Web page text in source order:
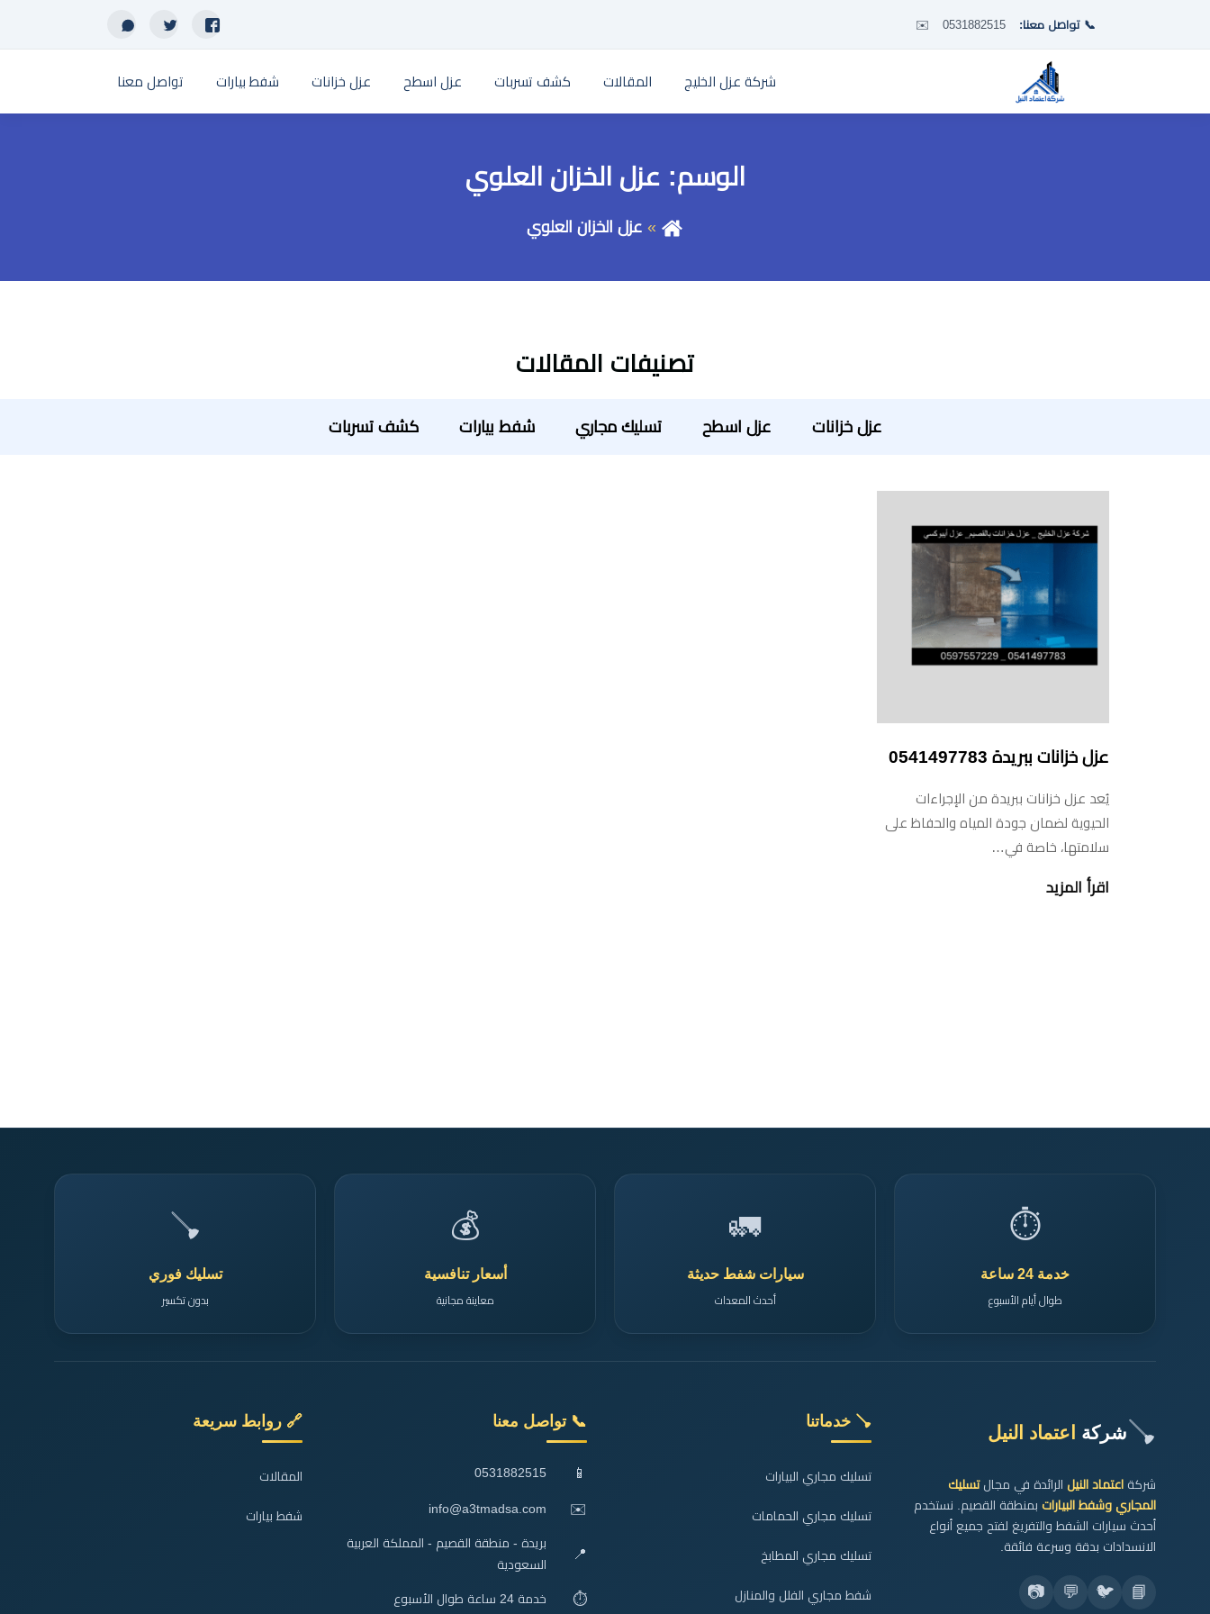
📞 تواصل معنا: 0531882515
✉️
شركة عزل الخليج المقالات كشف تسربات عزل اسطح عزل خزانات شفط بيارات تواصل معنا
الوسم: عزل الخزان العلوي
عزل الخزان العلوي
تصنيفات المقالات
عزل خزانات عزل اسطح تسليك مجاري شفط بيارات كشف تسربات
عزل خزانات ببريدة 0541497783
يُعد عزل خزانات ببريدة من الإجراءات
الحيوية لضمان جودة المياه والحفاظ على
سلامتها، خاصة في…
اقرأ المزيد
⏱️
خدمة 24 ساعة
طوال أيام الأسبوع
🚛
سيارات شفط حديثة
أحدث المعدات
💰
أسعار تنافسية
معاينة مجانية
🪠
تسليك فوري
بدون تكسير
🪠شركة اعتماد النيل
شركة اعتماد النيل الرائدة في مجالتسليك
المجاري وشفط البيارات بمنطقة القصيم. نستخدم
أحدث سيارات الشفط والتفريغ لفتح جميع أنواع
الانسدادات بدقة وسرعة فائقة.
📘
🐦
💬
📷
🪠 خدماتنا
تسليك مجاري البيارات
تسليك مجاري الحمامات
تسليك مجاري المطابخ
شفط مجاري الفلل والمنازل
📞 تواصل معنا
📱
0531882515
✉️
info@a3tmadsa.com
📍
بريدة - منطقة القصيم - المملكة العربية
السعودية
⏱️ خدمة 24 ساعة طوال الأسبوع
🔗 روابط سريعة
المقالات
شفط بيارات